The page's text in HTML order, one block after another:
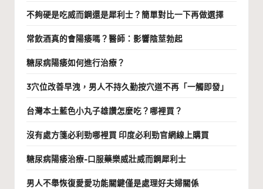
不夠硬是吃威而鋼還是犀利士？簡單對比一下再做選擇
常飲酒真的會陽痿嗎？醫師：影響陰莖勃起
糖尿病陽痿如何進行治療？
3穴位改善早洩，男人不持久勤按穴道不再「一觸即發」
台灣本土藍色小丸子雄讚怎麼吃？哪裡買？
沒有處方箋必利勁哪裡買 印度必利勁官網線上購買
糖尿病陽痿治療-口服藥樂威壯威而鋼犀利士
男人不舉恢復愛愛功能關鍵僅是處理好夫婦關係